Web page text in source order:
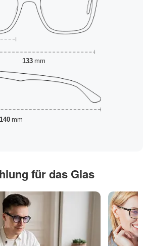
133 mm
140 mm
für das Glas